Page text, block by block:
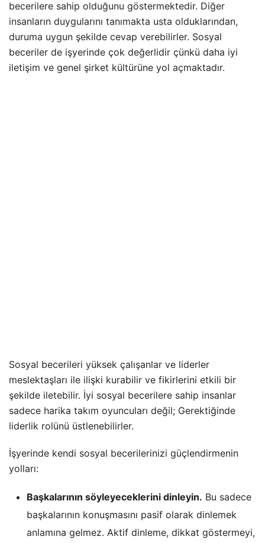
becerilere sahip olduğunu göstermektedir. Diğer
insanların duygularını tanımakta usta olduklarından,
duruma uygun şekilde cevap verebilirler. Sosyal
beceriler de işyerinde çok değerlidir çünkü daha iyi
iletişim ve genel şirket kültürüne yol açmaktadır.
Sosyal becerileri yüksek çalışanlar ve liderler
meslektaşları ile ilişki kurabilir ve fikirlerini etkili bir
şekilde iletebilir. İyi sosyal becerilere sahip insanlar
sadece harika takım oyuncuları değil; Gerektiğinde
liderlik rolünü üstlenebilirler.
İşyerinde kendi sosyal becerilerinizi güçlendirmenin
yolları:
Başkalarının söyleyeceklerini dinleyin. Bu sadece
başkalarının konuşmasını pasif olarak dinlemek
anlamına gelmez. Aktif dinleme, dikkat göstermeyi,